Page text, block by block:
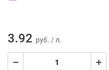
3.92 руб. / л.